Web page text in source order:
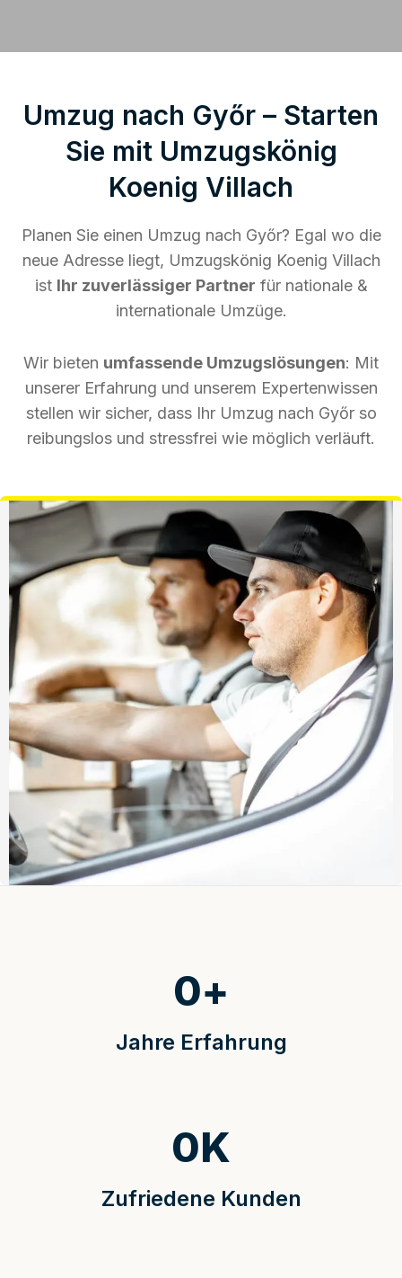
Umzug nach Győr – Starten
Sie mit Umzugskönig
Koenig Villach
Planen Sie einen Umzug nach Győr? Egal wo die
neue Adresse liegt, Umzugskönig Koenig Villach
ist Ihr zuverlässiger Partner für nationale &
internationale Umzüge.
Wir bieten umfassende Umzugslösungen: Mit
unserer Erfahrung und unserem Expertenwissen
stellen wir sicher, dass Ihr Umzug nach Győr so
reibungslos und stressfrei wie möglich verläuft.
Jahre Erfahrung
0+
Zufriedene Kunden
0K